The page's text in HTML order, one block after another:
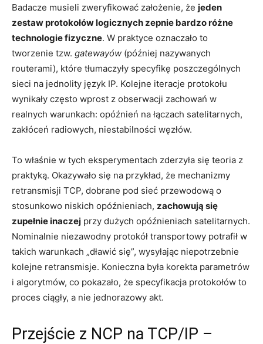
Badacze musieli zweryfikować założenie, że jeden
zestaw protokołów logicznych zepnie bardzo różne
technologie fizyczne. W praktyce oznaczało to
tworzenie tzw. gatewayów (później nazywanych
routerami), które tłumaczyły specyfikę poszczególnych
sieci na jednolity język IP. Kolejne iteracje protokołu
wynikały często wprost z obserwacji zachowań w
realnych warunkach: opóźnień na łączach satelitarnych,
zakłóceń radiowych, niestabilności węzłów.
To właśnie w tych eksperymentach zderzyła się teoria z
praktyką. Okazywało się na przykład, że mechanizmy
retransmisji TCP, dobrane pod sieć przewodową o
stosunkowo niskich opóźnieniach, zachowują się
zupełnie inaczej przy dużych opóźnieniach satelitarnych.
Nominalnie niezawodny protokół transportowy potrafił w
takich warunkach „dławić się”, wysyłając niepotrzebnie
kolejne retransmisje. Konieczna była korekta parametrów
i algorytmów, co pokazało, że specyfikacja protokołów to
proces ciągły, a nie jednorazowy akt.
Przejście z NCP na TCP/IP –